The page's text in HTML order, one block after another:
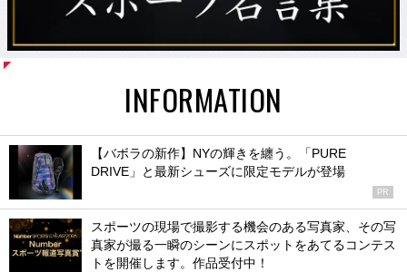
INFORMATION
【バボラの新作】NYの輝きを纏う。「PURE
DRIVE」と最新シューズに限定モデルが登場
PR
スポーツの現場で撮影する機会のある写真家、その写
真家が撮る一瞬のシーンにスポットをあてるコンテス
トを開催します。作品受付中！